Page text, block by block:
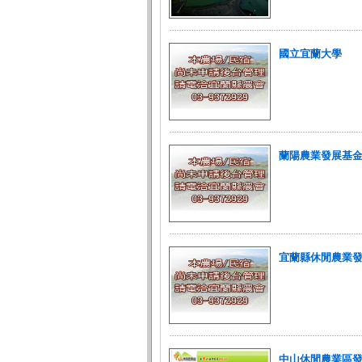
國立宜蘭大學
蘭陽農業發展基
宜蘭縣休閒農業
中山休閒農業區